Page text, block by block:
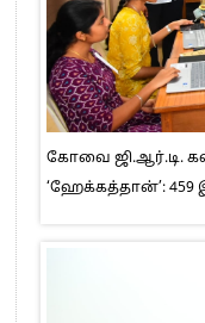
கோவை ஜி.ஆர்.டி.
‘ஹேக்கத்தான்’: